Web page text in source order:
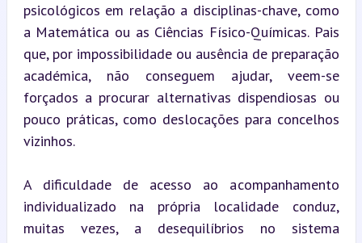
psicológicos em relação a disciplinas-chave, como
a Matemática ou as Ciências Físico-Químicas. Pais
que, por impossibilidade ou ausência de preparação
académica, não conseguem ajudar, veem-se
forçados a procurar alternativas dispendiosas ou
pouco práticas, como deslocações para concelhos
vizinhos.
A dificuldade de acesso ao acompanhamento
individualizado na própria localidade conduz,
muitas vezes, a desequilíbrios no sistema